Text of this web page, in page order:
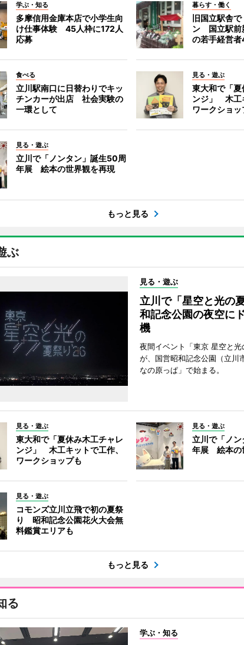
学ぶ・知る
多摩信用金庫本店で小学生向
け仕事体験 45人枠に172人
応募
暮らす・働く
旧国立駅舎
ン 国立駅前
の若手経営者
食べる
立川駅南口に日替わりでキッ
チンカーが出店 社会実験の
一環として
見る・遊ぶ
東大和で「
ンジ」 木工
ワークショッ
見る・遊ぶ
立川で「ノンタン」誕生50周
年展 絵本の世界観を再現
もっと見る
ぶ
見る・遊ぶ
立川で「星空と光の
和記念公園の夜空に
機
夜間イベント「東京 星空と光
が、国営昭和記念公園（立川
なの原っぱ」で始まる。
見る・遊ぶ
東大和で「夏休み木工チャレ
ンジ」 木工キットで工作、
ワークショップも
見る・遊ぶ
立川で「ノ
年展 絵本の
見る・遊ぶ
コモンズ立川立飛で初の夏祭
り 昭和記念公園花火大会無
料鑑賞エリアも
もっと見る
る
学ぶ・知る